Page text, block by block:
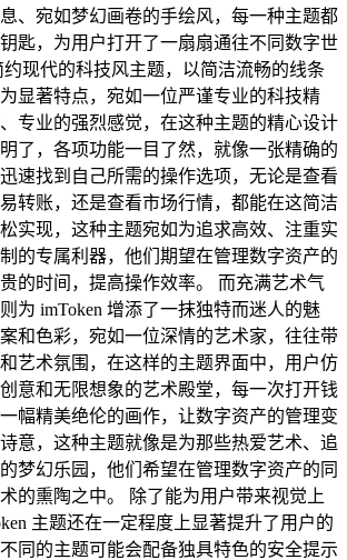
、宛如梦幻画卷的手绘风，每一种主题都
匙，为用户打开了一扇扇通往不同数字世
现代的科技风主题，以简洁流畅的线条
显著特点，宛如一位严谨专业的科技精
专业的强烈感觉，在这种主题的精心设计
了，各项功能一目了然，就像一张精确的
速找到自己所需的操作选项，无论是查看
转账，还是查看市场行情，都能在这简洁
实现，这种主题宛如为追求高效、注重实
的专属利器，他们期望在管理数字资产的
的时间，提高操作效率。 而充满艺术气
为 imToken 增添了一抹独特而迷人的魅
和色彩，宛如一位深情的艺术家，往往带
艺术氛围，在这样的主题界面中，用户仿
意和无限想象的艺术殿堂，每一次打开钱
幅精美绝伦的画作，让数字资产的管理变
意，这种主题就像是为那些热爱艺术、追
梦幻乐园，他们希望在管理数字资产的同
的熏陶之中。 除了能为用户带来视觉上
主题还在一定程度上显著提升了用户的
同的主题可能会配备独具特色的安全提示